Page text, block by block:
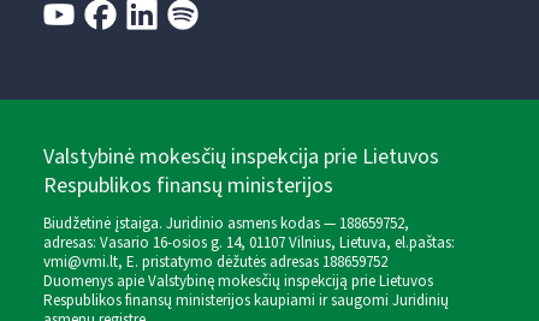
Valstybinė mokesčių inspekcija prie Lietuvos
Respublikos finansų ministerijos
Biudžetinė įstaiga. Juridinio asmens kodas — 188659752,
adresas: Vasario 16-osios g. 14, 01107 Vilnius, Lietuva, el.paštas:
vmi@vmi.lt, E. pristatymo dėžutės adresas 188659752
Duomenys apie Valstybinę mokesčių inspekciją prie Lietuvos
Respublikos finansų ministerijos kaupiami ir saugomi Juridinių